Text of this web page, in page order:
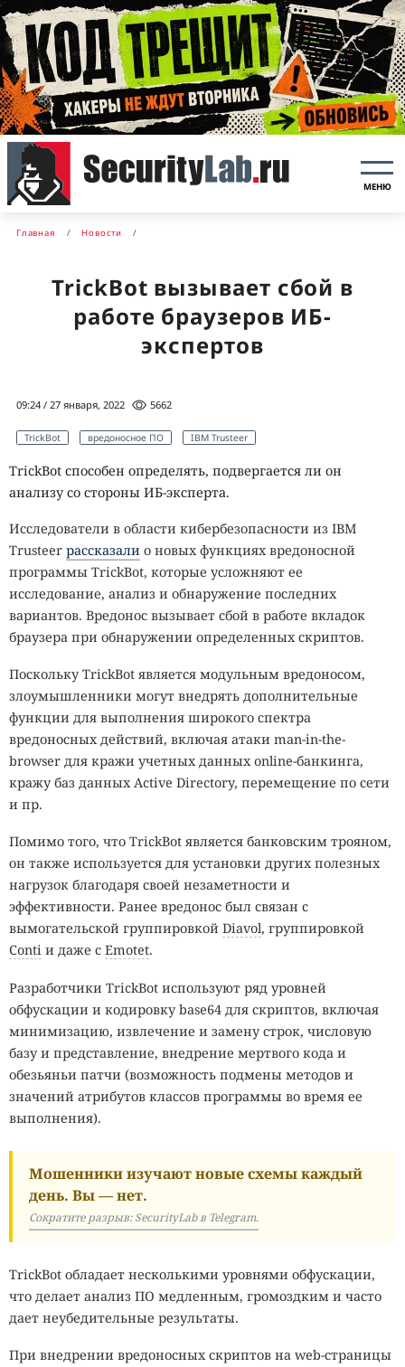
МЕНЮ
Главная Новости
TrickBot вызывает сбой в
работе браузеров ИБ-
экспертов
09:24 / 27 января, 2022 5662
TrickBot вредоносное ПО IBM Trusteer
TrickBot способен определять, подвергается ли он
анализу со стороны ИБ-эксперта.
Исследователи в области кибербезопасности из IBM
Trusteer рассказали о новых функциях вредоносной
программы TrickBot, которые усложняют ее
исследование, анализ и обнаружение последних
вариантов. Вредонос вызывает сбой в работе вкладок
браузера при обнаружении определенных скриптов.
Поскольку TrickBot является модульным вредоносом,
злоумышленники могут внедрять дополнительные
функции для выполнения широкого спектра
вредоносных действий, включая атаки man-in-the-
browser для кражи учетных данных online-банкинга,
кражу баз данных Active Directory, перемещение по сети
и пр.
Помимо того, что TrickBot является банковским трояном,
он также используется для установки других полезных
нагрузок благодаря своей незаметности и
эффективности. Ранее вредонос был связан с
вымогательской группировкой Diavol, группировкой
Conti и даже с Emotet.
Разработчики TrickBot используют ряд уровней
обфускации и кодировку base64 для скриптов, включая
минимизацию, извлечение и замену строк, числовую
базу и представление, внедрение мертвого кода и
обезьяньи патчи (возможность подмены методов и
значений атрибутов классов программы во время ее
выполнения).
Мошенники изучают новые схемы каждый
день. Вы — нет.
Сократите разрыв: SecurityLab в Telegram.
TrickBot обладает несколькими уровнями обфускации,
что делает анализ ПО медленным, громоздким и часто
дает неубедительные результаты.
При внедрении вредоносных скриптов на web-страницы